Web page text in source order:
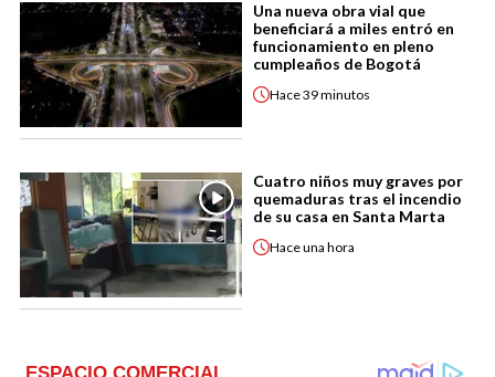
Una nueva obra vial que
beneficiará a miles entró en
funcionamiento en pleno
cumpleaños de Bogotá
Hace39 minutos
Cuatro niños muy graves por
quemaduras tras el incendio
de su casa en Santa Marta
Haceuna hora